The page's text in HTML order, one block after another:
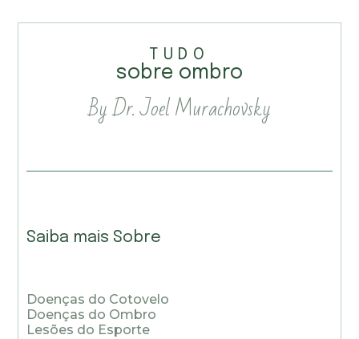
TUDO
sobre ombro
By Dr. Joel Murachovsky
Saiba mais Sobre
Doenças do Cotovelo
Doenças do Ombro
Lesões do Esporte